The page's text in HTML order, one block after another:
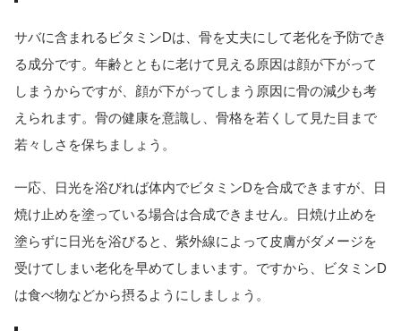
サバに含まれるビタミンDは、骨を丈夫にして老化を予防でき
る成分です。年齢とともに老けて見える原因は顔が下がって
しまうからですが、顔が下がってしまう原因に骨の減少も考
えられます。骨の健康を意識し、骨格を若くして見た目まで
若々しさを保ちましょう。
一応、日光を浴びれば体内でビタミンDを合成できますが、日
焼け止めを塗っている場合は合成できません。日焼け止めを
塗らずに日光を浴びると、紫外線によって皮膚がダメージを
受けてしまい老化を早めてしまいます。ですから、ビタミンD
は食べ物などから摂るようにしましょう。